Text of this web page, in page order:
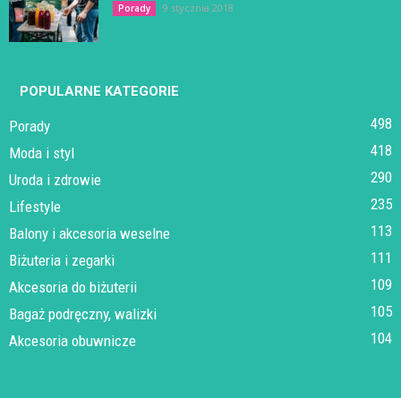
Porady 9 stycznia 2018
POPULARNE KATEGORIE
Porady
498
Moda i styl
418
Uroda i zdrowie
290
Lifestyle
235
Balony i akcesoria weselne
113
Biżuteria i zegarki
111
Akcesoria do biżuterii
109
Bagaż podręczny, walizki
105
Akcesoria obuwnicze
104